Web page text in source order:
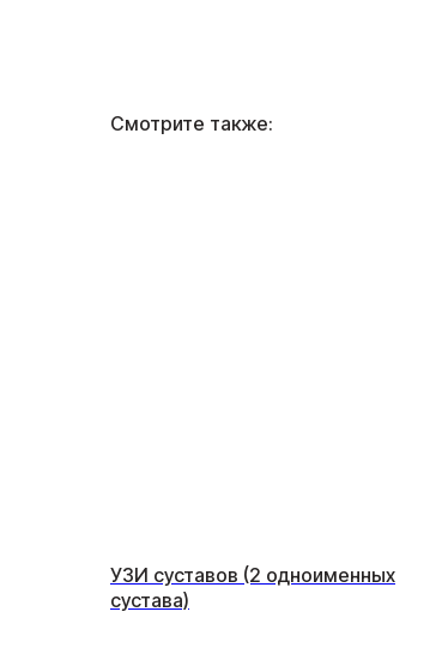
Смотрите также:
УЗИ суставов (2 одноименных
сустава)